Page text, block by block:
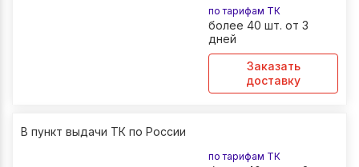
по тарифам ТК
более 40 шт. от 3
дней
Заказать
доставку
В пункт выдачи ТК по России
по тарифам ТК